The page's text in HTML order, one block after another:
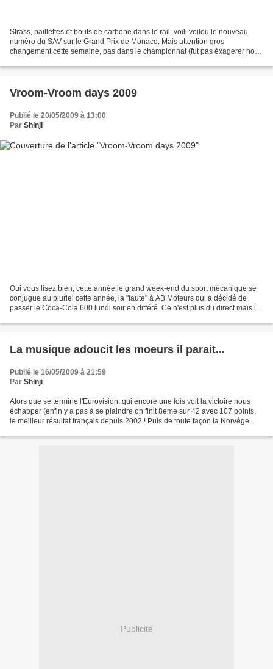
Strass, paillettes et bouts de carbone dans le rail, voili voilou le nouveau
numéro du SAV sur le Grand Prix de Monaco. Mais attention gros
changement cette semaine, pas dans le championnat (fut pas éxagerer non
Vroom-Vroom days 2009
Publié le 20/05/2009 à 13:00
Par Shinji
Oui vous lisez bien, cette année le grand week-end du sport mécanique se
conjugue au pluriel cette année, la "faute" à AB Moteurs qui a décidé de
passer le Coca-Cola 600 lundi soir en différé. Ce n'est plus du direct mais il
La musique adoucit les moeurs il parait...
Publié le 16/05/2009 à 21:59
Par Shinji
Alors que se termine l'Eurovision, qui encore une fois voit la victoire nous
échapper (enfin y a pas à se plaindre on finit 8eme sur 42 avec 107 points,
le meilleur résultat français depuis 2002 ! Puis de toute façon la Norvège
Publicité